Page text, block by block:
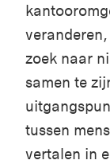
zoek naar
samen te
tussen
vertalen in